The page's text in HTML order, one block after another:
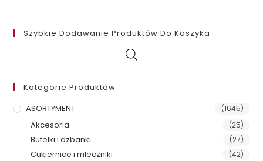
Szybkie Dodawanie Produktów Do Koszyka
Kategorie Produktów
ASORTYMENT
(1645)
Akcesoria (25)
Butelki i dzbanki (27)
Cukiernice i mleczniki (42)